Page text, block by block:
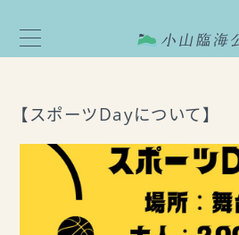
【スポーツDayについて】